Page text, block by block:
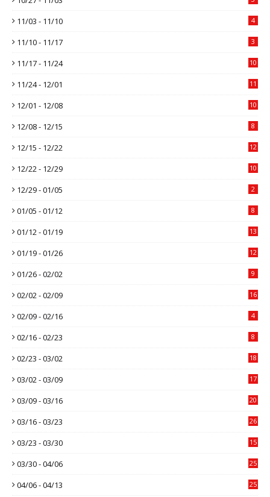
11/03 - 11/10 4
11/10 - 11/17 3
11/17 - 11/24 10
11/24 - 12/01 11
12/01 - 12/08 10
12/08 - 12/15 8
12/15 - 12/22 12
12/22 - 12/29 10
12/29 - 01/05 2
01/05 - 01/12 8
01/12 - 01/19 13
01/19 - 01/26 12
01/26 - 02/02 9
02/02 - 02/09 16
02/09 - 02/16 4
02/16 - 02/23 8
02/23 - 03/02 18
03/02 - 03/09 17
03/09 - 03/16 20
03/16 - 03/23 26
03/23 - 03/30 15
03/30 - 04/06 25
04/06 - 04/13 25